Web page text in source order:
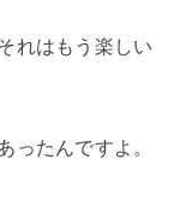
れはもう楽しい
ったんですよ。